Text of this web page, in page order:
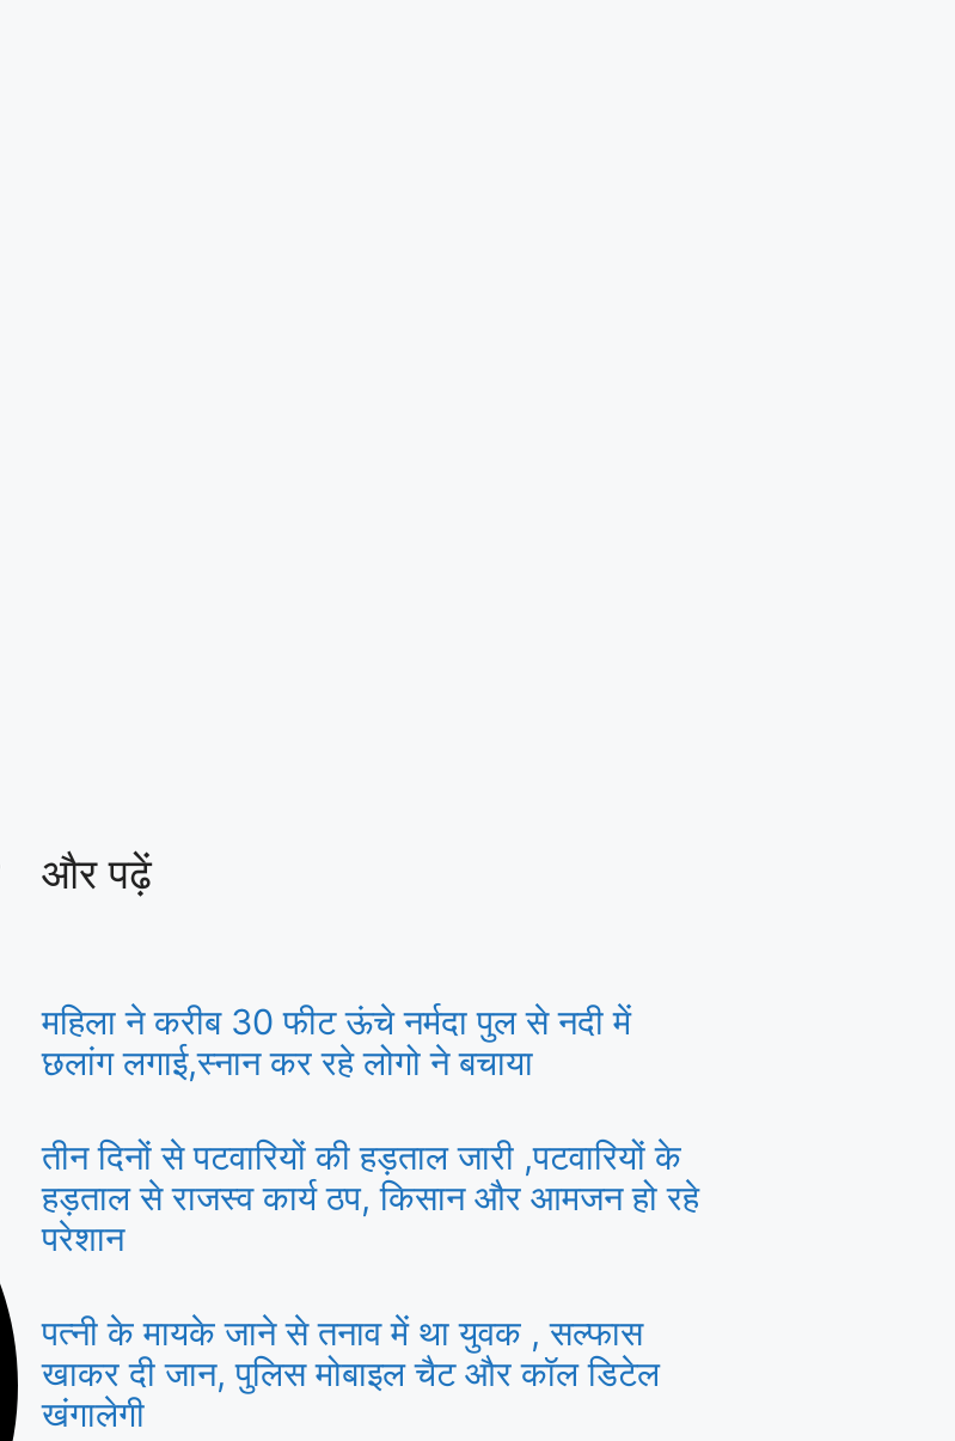
और पढ़ें
महिला ने करीब 30 फीट ऊंचे नर्मदा पुल से नदी में
छलांग लगाई,स्नान कर रहे लोगो ने बचाया
तीन दिनों से पटवारियों की हड़ताल जारी ,पटवारियों के
हड़ताल से राजस्व कार्य ठप, किसान और आमजन हो रहे
परेशान
पत्नी के मायके जाने से तनाव में था युवक , सल्फास
खाकर दी जान, पुलिस मोबाइल चैट और कॉल डिटेल
खंगालेगी